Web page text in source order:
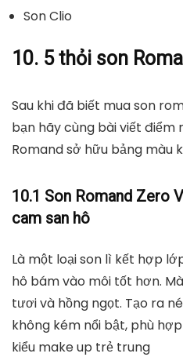
Son Clio
10. 5 thỏi son
Sau khi đã biết mua son
bạn hãy cùng bài viết điểm
Romand sở hữu bảng màu
10.1 Son Romand Zero
cam san hô
Là một loại son lì kết hợp
hô bám vào môi tốt hơn.
tươi và hồng ngọt. Tạo ra
không kém nổi bật, phù
kiểu make up trẻ trung